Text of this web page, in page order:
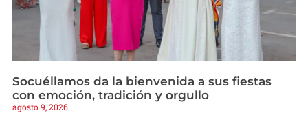
Socuéllamos da la bienvenida a sus fiestas
con emoción, tradición y orgullo
agosto 9, 2026